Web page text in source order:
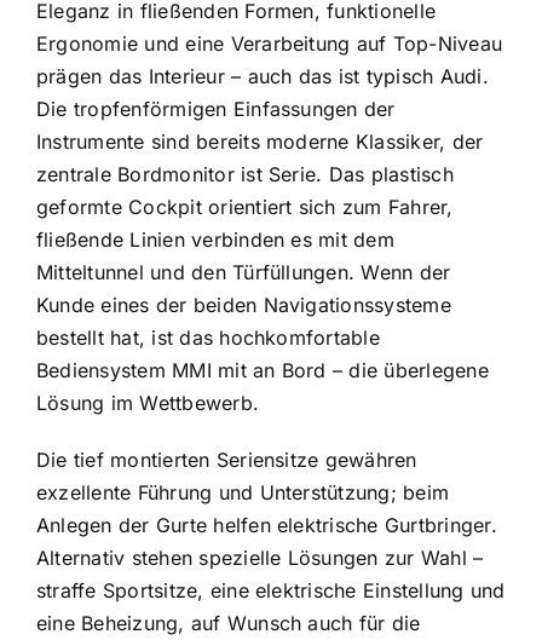
Eleganz in fließenden Formen, funktionelle
Ergonomie und eine Verarbeitung auf Top-Niveau
prägen das Interieur – auch das ist typisch Audi.
Die tropfen­förmigen Einfassungen der
Instrumente sind bereits moderne Klassiker, der
zentrale Bordmonitor ist Serie. Das plastisch
geformte Cockpit orientiert sich zum Fahrer,
fließende Linien verbinden es mit dem
Mitteltunnel und den Tür­füllungen. Wenn der
Kunde eines der beiden Navigationssysteme
bestellt hat, ist das hochkomfortable
Bediensystem MMI mit an Bord – die überlegene
Lösung im Wettbewerb.
Die tief montierten Seriensitze gewähren
exzellente Führung und Unter­stützung; beim
Anlegen der Gurte helfen elektrische Gurtbringer.
Alternativ stehen spezielle Lösungen zur Wahl –
straffe Sportsitze, eine elektrische Einstellung und
eine Beheizung, auf Wunsch auch für die